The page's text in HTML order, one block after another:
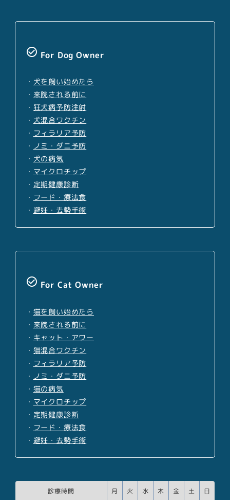
check_circle_outline For Dog Owner
・ 犬を飼い始めたら
・ 来院される前に
・ 狂犬病予防注射
・ 犬混合ワクチン
・ フィラリア予防
・ ノミ・ダニ予防
・ 犬の病気
・ マイクロチップ
・ 定期健康診断
・ フード・療法食
・ 避妊・去勢手術
check_circle_outline For Cat Owner
・ 猫を飼い始めたら
・ 来院される前に
・ キャット・アワー
・ 猫混合ワクチン
・ フィラリア予防
・ ノミ・ダニ予防
・ 猫の病気
・ マイクロチップ
・ 定期健康診断
・ フード・療法食
・ 避妊・去勢手術
診療時間 月 火 水 木 金 土 日